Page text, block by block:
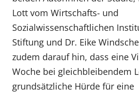
Lott vom Wirtschafts- und
Sozialwissenschaftlichen
Stiftung und Dr. Eike
zudem darauf hin, dass eine
Woche bei gleichbleibendem
grundsätzliche Hürde für eine